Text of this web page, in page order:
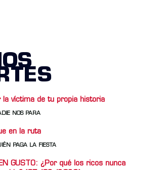
la víctima de tu propia historia
NOS PARA
en la ruta
PAGA LA FIESTA
GUSTO: ¿Por qué los ricos nunca